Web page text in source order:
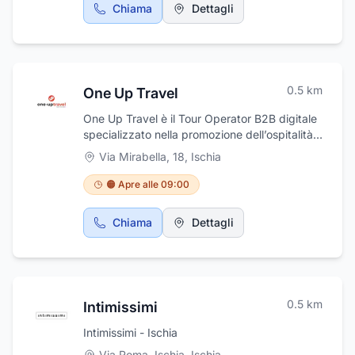
Chiama Dettagli
One Up Travel 0.5 km
One Up Travel è il Tour Operator B2B digitale
specializzato nella promozione dell’ospitalità
Italiana e dello sviluppo del territorio.
Via Mirabella, 18, Ischia
🟠 Apre alle 09:00
Chiama Dettagli
Intimissimi 0.5 km
Intimissimi - Ischia